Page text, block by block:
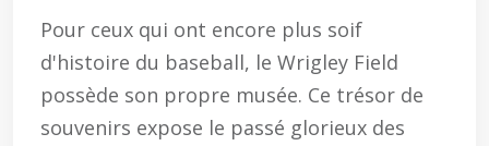
Pour ceux qui ont encore plus soif
d'histoire du baseball, le Wrigley Field
possède son propre musée. Ce trésor de
souvenirs expose le passé glorieux des